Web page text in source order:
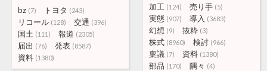
加工 (124) 売り手 (5)
実態 (907) 導入 (3683)
幻想 (9) 抜粋 (3)
株式 (8960) 検討 (966)
稟議 (7) 資料 (1380)
部品 (170) 隅々 (4)
bz (7) トヨタ (243)
リコール (128) 交通 (396)
国土 (111) 報道 (2305)
届出 (76) 発表 (8587)
資料 (1380)